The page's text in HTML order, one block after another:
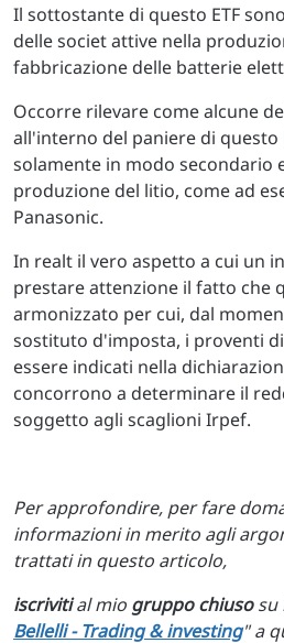
Il sottostante di questo ETF
delle societ attive nella
fabbricazione delle batterie
Occorre rilevare come alcune
all'interno del paniere di questo
solamente in modo secondario
produzione del litio, come ad
Panasonic.
In realt il vero aspetto a cui un
prestare attenzione il fatto che
armonizzato per cui, dal
sostituto d'imposta, i proventi di
essere indicati nella
concorrono a determinare il
soggetto agli scaglioni Irpef.
Per approfondire, per fare
informazioni in merito agli
trattati in questo articolo,
iscrivitial mio gruppo chiusosu
Bellelli - Trading & investing" a